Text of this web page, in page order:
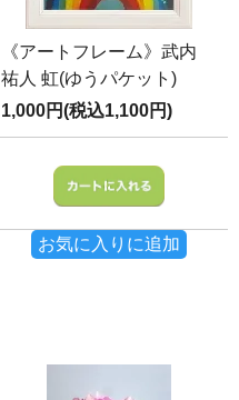
《アートフレーム》武内
祐人 虹(ゆうパケット)
1,000円(税込1,100円)
お気に入りに追加